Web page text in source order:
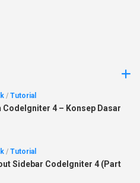
/ Tutorial
4 – Konsep Dasar
/ Tutorial
Sidebar CodeIgniter 4 (Part